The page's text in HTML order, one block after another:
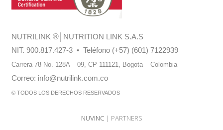
NUTRILINK ®│NUTRITION LINK S.A.S
NIT. 900.817.427-3 • Teléfono (+57) (601) 7122939
Carrera 78 No. 128A – 09, CP 111121, Bogota – Colombia
Correo: info@nutrilink.com.co
© TODOS LOS DERECHOS RESERVADOS
NUVINC | PARTNERS